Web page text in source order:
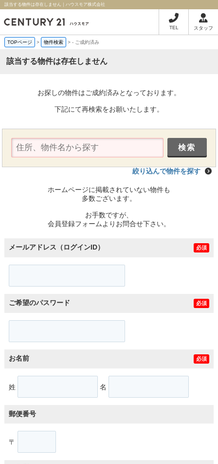
該当する物件は存在しません｜ハウスモア株式会社
TEL スタッフ
TOPページ > 物件検索 >- ご成約済み
該当する物件は存在しません
お探しの物件はご成約済みとなっております。
下記にて再検索をお願いたします。
絞り込んで物件を探す
ホームページに掲載されていない物件も
多数ございます。
お手数ですが、
会員登録フォームよりお問合せ下さい。
メールアドレス（ログインID） 必須
ご希望のパスワード 必須
お名前 必須
姓 名
郵便番号
〒